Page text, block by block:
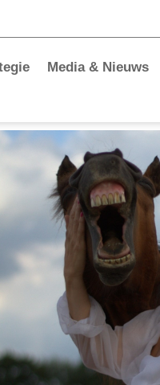
Media & Nieuws